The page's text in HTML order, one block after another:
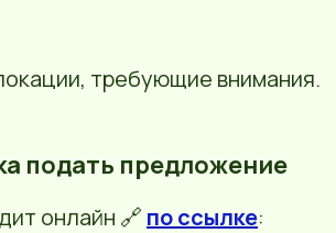
требующие внимания.
подать предложение
онлайн 🔗 по ссылке: